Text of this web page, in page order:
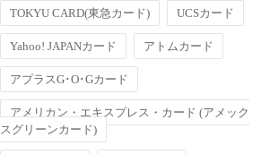
TOKYU CARD(東急カード) UCSカード
Yahoo! JAPANカード アトムカード
アプラスG･O･Gカード
アメリカン・エキスプレス・カード (アメック
スグリーンカード)